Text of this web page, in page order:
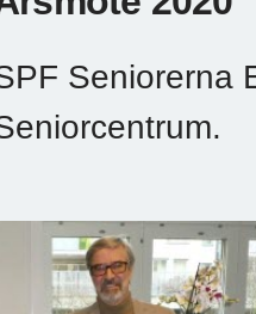
Seniorerna